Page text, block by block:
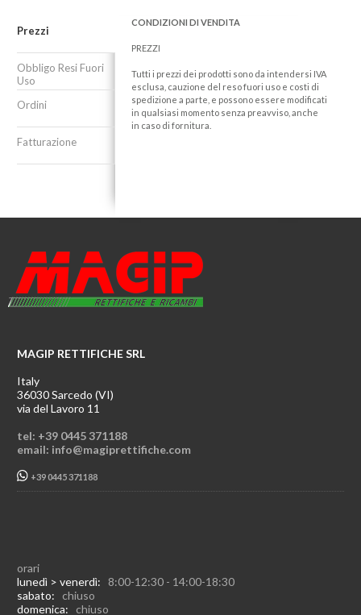
Prezzi
Obbligo Resi Fuori
Uso
Ordini
Fatturazione
CONDIZIONI DI VENDITA
PREZZI
Tutti i prezzi dei prodotti sono da intendersi IVA
esclusa, cauzione del reso fuori uso e costi di
spedizione a parte, e possono essere modificati
in qualsiasi momento senza preavviso, anche
in caso di fornitura.
MAGIP RETTIFICHE SRL
Italy
36030 Sarcedo (VI)
via del Lavoro 11
tel: +39 0445 371188
email: info@magiprettifiche.com
+39 0445 371188
orari
lunedì > venerdì: 8:00-12:30 - 14:00-18:30
sabato: chiuso
domenica: chiuso